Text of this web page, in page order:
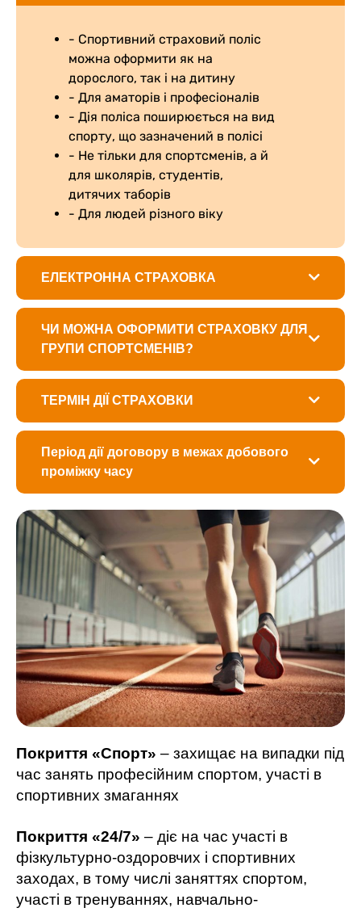
- Спортивний страховий поліс
можна оформити як на
дорослого, так і на дитину
- Для аматорів і професіоналів
- Дія поліса поширюється на вид
спорту, що зазначений в полісі
- Не тільки для спортсменів, а й
для школярів, студентів,
дитячих таборів
- Для людей різного віку
ЕЛЕКТРОННА СТРАХОВКА
ЧИ МОЖНА ОФОРМИТИ СТРАХОВКУ ДЛЯ
ГРУПИ СПОРТСМЕНІВ?
ТЕРМІН ДІЇ СТРАХОВКИ
Період дії договору в межах добового
проміжку часу
Покриття «Спорт» – захищає на випадки під
час занять професійним спортом, участі в
спортивних змаганнях
Покриття «24/7» – діє на час участі в
фізкультурно-оздоровчих і спортивних
заходах, в тому числі заняттях спортом,
участі в тренуваннях, навчально-